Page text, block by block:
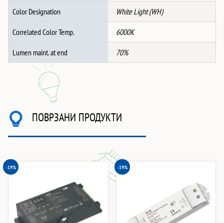
Color Designation White Light (WH)
Correlated Color Temp. 6000K
Lumen maint. at end 70%
ПОВРЗАНИ ПРОДУКТИ
-19% -19%